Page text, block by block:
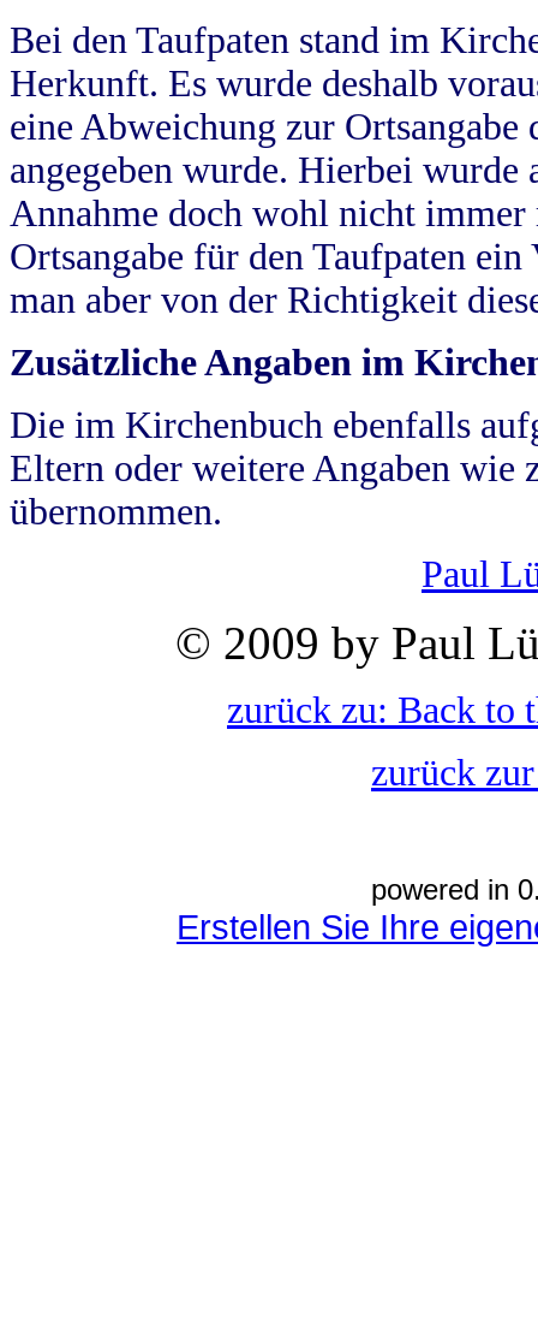
Bei den Taufpaten stand im
Herkunft. Es wurde deshalb
eine Abweichung zur
angegeben wurde. Hierbei wurde
Annahme doch wohl nicht
Ortsangabe für den Taufpaten
man aber von der Richtigkeit
Zusätzliche Angaben im
Die im Kirchenbuch ebenfalls
Eltern oder weitere Angaben wie
übernommen.
Paul
© 2009 by Paul
zurück zu: Back to
zurück
powered in
Erstellen Sie Ihre